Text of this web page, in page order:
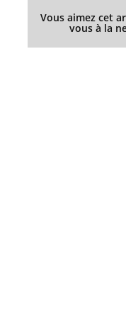
Vous aimez cet
vous à la